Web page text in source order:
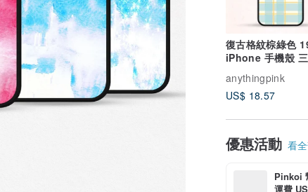
復古格紋棕綠色
iPhone 手機殼
anythingpink
US$ 18.57
優惠活動 看
Pinkoi
運費